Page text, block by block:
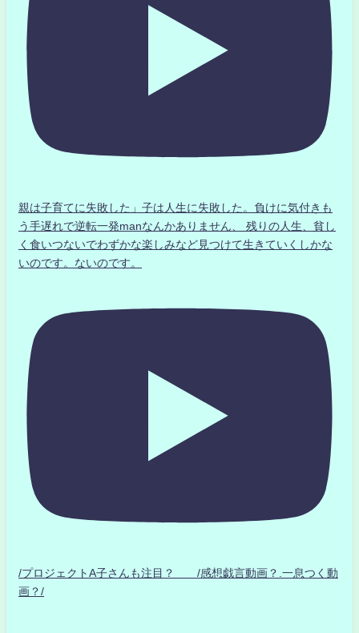
親は子育てに失敗した」子は人生に失敗した。負けに気付きも
う手遅れで逆転一発manなんかありません、 残りの人生、貧し
く食いつないでわずかな楽しみなど見つけて生きていくしかな
いのです。ないのです。
/プロジェクトA子さんも注目？ /感想戯言動画？.一息つく動
画？/